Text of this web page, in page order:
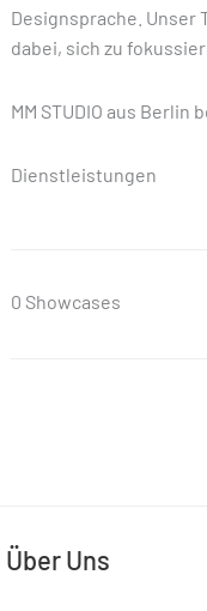
Designsprache. Unser
dabei, sich zu
MM STUDIO aus
Dienstleistungen
0 Showcases
Über Uns